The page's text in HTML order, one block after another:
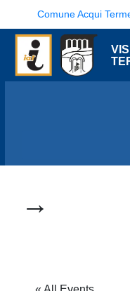
Comune Acqui
→